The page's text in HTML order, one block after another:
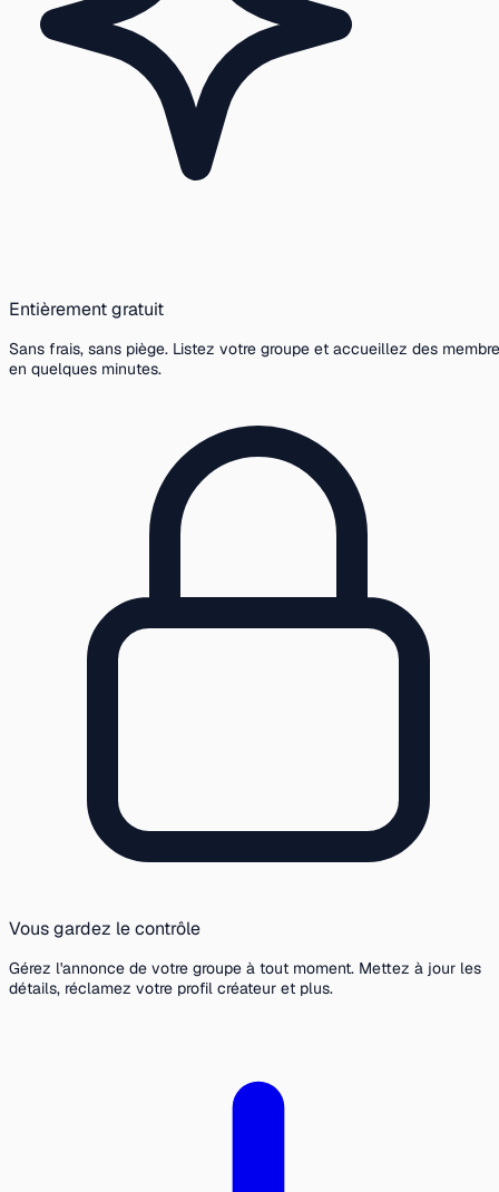
Entièrement gratuit
Sans frais, sans piège. Listez votre groupe et accueillez des
en quelques minutes.
Vous gardez le contrôle
Gérez l'annonce de votre groupe à tout moment. Mettez à jour les
détails, réclamez votre profil créateur et plus.